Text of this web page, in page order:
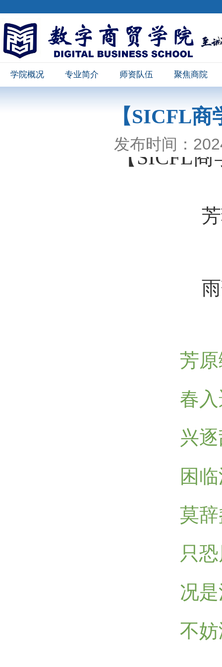
学院概况 专业简介 师资队伍 聚焦商院
【SICFL
发布时间：
【SICFL商
芳
春
兴
困
莫
只
况
不